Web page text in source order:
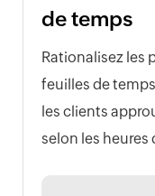
de temps
Rationalisez les
feuilles de
les clients
selon les heures